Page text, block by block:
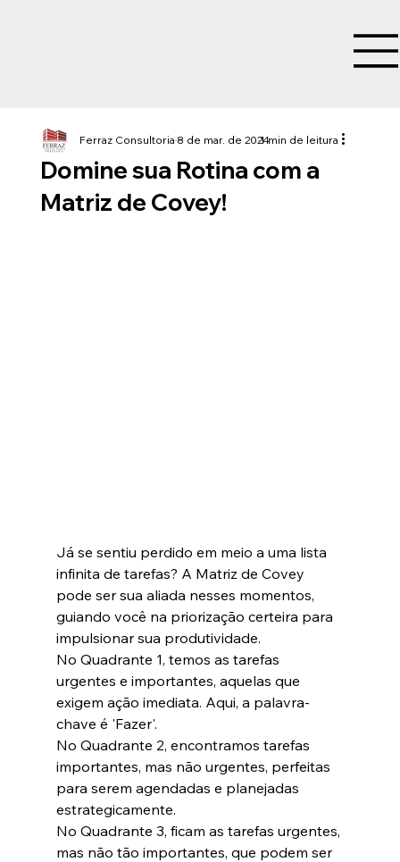
Domine sua Rotina com a
Matriz de Covey!
Ferraz Consultoria8 de mar. de 20241 min de leitura
Já se sentiu perdido em meio a uma lista
infinita de tarefas? A Matriz de Covey
pode ser sua aliada nesses momentos,
guiando você na priorização certeira para
impulsionar sua produtividade.
No Quadrante 1, temos as tarefas
urgentes e importantes, aquelas que
exigem ação imediata. Aqui, a palavra-
chave é 'Fazer'.
No Quadrante 2, encontramos tarefas
importantes, mas não urgentes, perfeitas
para serem agendadas e planejadas
estrategicamente.
No Quadrante 3, ficam as tarefas urgentes,
mas não tão importantes, que podem ser